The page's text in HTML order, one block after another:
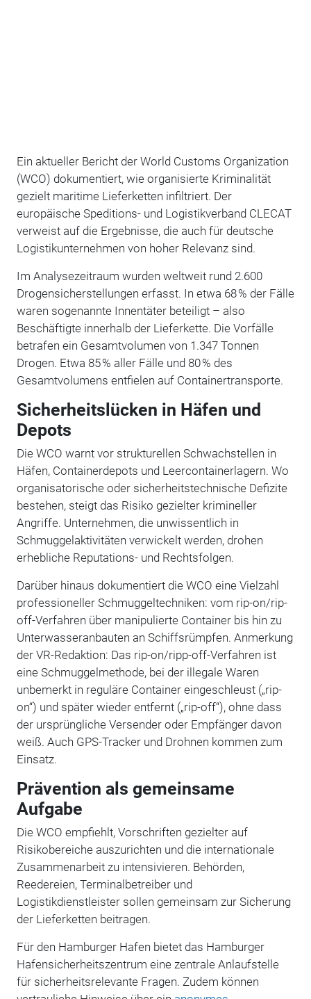
Ein aktueller Bericht der World Customs Organization
(WCO) dokumentiert, wie organisierte Kriminalität
gezielt maritime Lieferketten infiltriert. Der
europäische Speditions- und Logistikverband CLECAT
verweist auf die Ergebnisse, die auch für deutsche
Logistikunternehmen von hoher Relevanz sind.
Im Analysezeitraum wurden weltweit rund 2.600
Drogensicherstellungen erfasst. In etwa 68 % der Fälle
waren sogenannte Innentäter beteiligt – also
Beschäftigte innerhalb der Lieferkette. Die Vorfälle
betrafen ein Gesamtvolumen von 1.347 Tonnen
Drogen. Etwa 85 % aller Fälle und 80 % des
Gesamtvolumens entfielen auf Containertransporte.
Sicherheitslücken in Häfen und
Depots
Die WCO warnt vor strukturellen Schwachstellen in
Häfen, Containerdepots und Leercontainerlagern. Wo
organisatorische oder sicherheitstechnische Defizite
bestehen, steigt das Risiko gezielter krimineller
Angriffe. Unternehmen, die unwissentlich in
Schmuggelaktivitäten verwickelt werden, drohen
erhebliche Reputations- und Rechtsfolgen.
Darüber hinaus dokumentiert die WCO eine Vielzahl
professioneller Schmuggeltechniken: vom rip-on/rip-
off-Verfahren über manipulierte Container bis hin zu
Unterwasseranbauten an Schiffsrümpfen. Anmerkung
der VR-Redaktion: Das rip-on/ripp-off-Verfahren ist
eine Schmuggelmethode, bei der illegale Waren
unbemerkt in reguläre Container eingeschleust („rip-
on“) und später wieder entfernt („rip-off“), ohne dass
der ursprüngliche Versender oder Empfänger davon
weiß. Auch GPS-Tracker und Drohnen kommen zum
Einsatz.
Prävention als gemeinsame
Aufgabe
Die WCO empfiehlt, Vorschriften gezielter auf
Risikobereiche auszurichten und die internationale
Zusammenarbeit zu intensivieren. Behörden,
Reedereien, Terminalbetreiber und
Logistikdienstleister sollen gemeinsam zur Sicherung
der Lieferketten beitragen.
Für den Hamburger Hafen bietet das Hamburger
Hafensicherheitszentrum eine zentrale Anlaufstelle
für sicherheitsrelevante Fragen. Zudem können